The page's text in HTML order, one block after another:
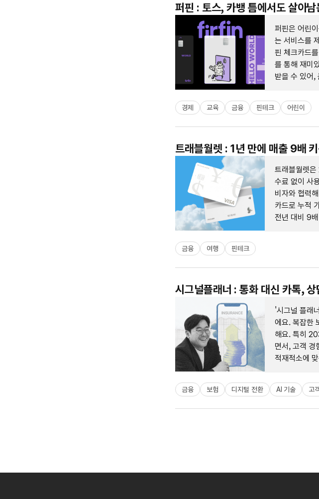
퍼핀 : 토스, 카뱅 틈에서도 살아
퍼핀은 어린
는 서비스를
핀 체크카드
를 통해 재미
받을 수 있어,
경제 교육 금융 핀테크 어린이
트래블월렛 : 1년 만에 매출 9배
트래블월렛
수료 없이 사
비자와 협력
카드로 누적
전년 대비 9
금융 여행 핀테크
시그널플래너 : 통화 대신 카톡,
'시그널 플래
에요. 복잡한
해요. 특히
면서, 고객 경
적재적소에
금융 보험 디지털 전환 AI 기술 고